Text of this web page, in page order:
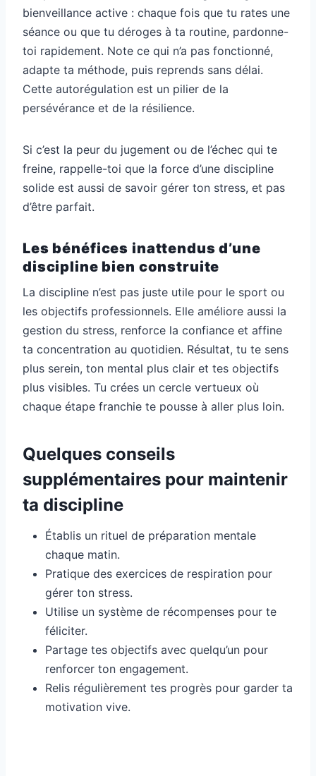
bienveillance active : chaque fois que tu rates une
séance ou que tu déroges à ta routine, pardonne-
toi rapidement. Note ce qui n’a pas fonctionné,
adapte ta méthode, puis reprends sans délai.
Cette autorégulation est un pilier de la
persévérance et de la résilience.
Si c’est la peur du jugement ou de l’échec qui te
freine, rappelle-toi que la force d’une discipline
solide est aussi de savoir gérer ton stress, et pas
d’être parfait.
Les bénéfices inattendus d’une
discipline bien construite
La discipline n’est pas juste utile pour le sport ou
les objectifs professionnels. Elle améliore aussi la
gestion du stress, renforce la confiance et affine
ta concentration au quotidien. Résultat, tu te sens
plus serein, ton mental plus clair et tes objectifs
plus visibles. Tu crées un cercle vertueux où
chaque étape franchie te pousse à aller plus loin.
Quelques conseils
supplémentaires pour maintenir
ta discipline
Établis un rituel de préparation mentale
chaque matin.
Pratique des exercices de respiration pour
gérer ton stress.
Utilise un système de récompenses pour te
féliciter.
Partage tes objectifs avec quelqu’un pour
renforcer ton engagement.
Relis régulièrement tes progrès pour garder ta
motivation vive.